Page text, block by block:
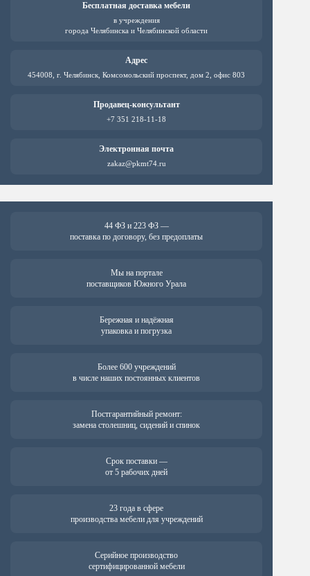
Бесплатная доставка мебели
в учреждения
города Челябинска и Челябинской области
Адрес
454008, г. Челябинск, Комсомольский проспект, дом 2, офис 803
Продавец-консультант
+7 351 218-11-18
Электронная почта
zakaz@pkmt74.ru
44 ФЗ и 223 ФЗ —
поставка по договору, без предоплаты
Мы на портале
поставщиков Южного Урала
Бережная и надёжная
упаковка и погрузка
Более 600 учреждений
в числе наших постоянных клиентов
Постгарантийный ремонт:
замена столешниц, сидений и спинок
Срок поставки —
от 5 рабочих дней
23 года в сфере
производства мебели для учреждений
Серийное производство
сертифицированной мебели